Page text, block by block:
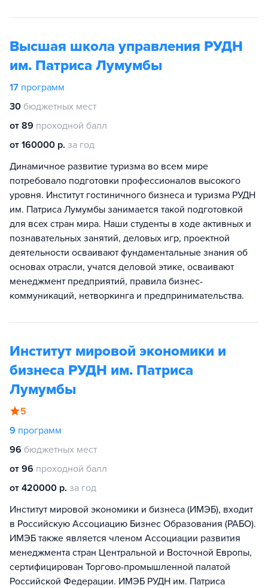
Высшая школа управления РУДН
им. Патриса Лумумбы
17 программ
30 бюджетных мест
от 89 проходной балл
от 160000 р. за год
Динамичное развитие туризма во всем мире
потребовало подготовки профессионалов высокого
уровня. Институт гостиничного бизнеса и туризма РУДН
им. Патриса Лумумбы занимается такой подготовкой
для всех стран мира. Наши студенты в ходе активных и
познавательных занятий, деловых игр, проектной
деятельности осваивают фундаментальные знания об
основах отрасли, учатся деловой этике, осваивают
менеджмент предприятий, правила бизнес-
коммуникаций, нетворкинга и предпринимательства.
Институт мировой экономики и
бизнеса РУДН им. Патриса
Лумумбы
5
9 программ
96 бюджетных мест
от 96 проходной балл
от 420000 р. за год
Институт мировой экономики и бизнеса (ИМЭБ), входит
в Российскую Ассоциацию Бизнес Образования (РАБО).
ИМЭБ также является членом Ассоциации развития
менеджмента стран Центральной и Восточной Европы,
сертифицирован Торгово-промышленной палатой
Российской Федерации. ИМЭБ РУДН им. Патриса